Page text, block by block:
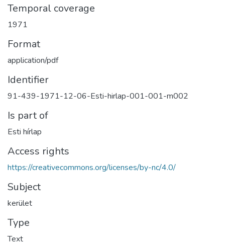
Temporal coverage
1971
Format
application/pdf
Identifier
91-439-1971-12-06-Esti-hirlap-001-001-m002
Is part of
Esti hírlap
Access rights
https://creativecommons.org/licenses/by-nc/4.0/
Subject
kerület
Type
Text